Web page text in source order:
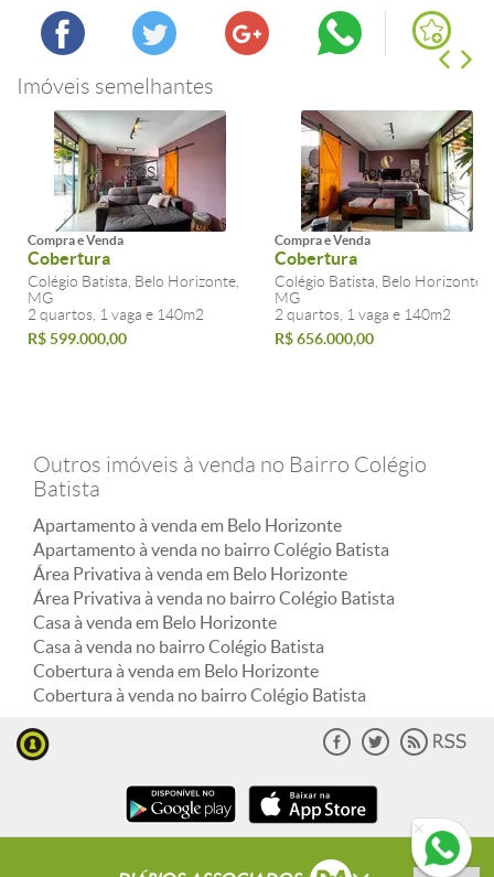
Imóveis semelhantes
Compra e Venda
Cobertura
Colégio Batista, Belo Horizonte,
MG
2 quartos, 1 vaga e 140m2
R$ 599.000,00
Compra e Venda
Cobertura
Colégio Batista, Belo Horizonte,
MG
2 quartos, 1 vaga e 140m2
R$ 656.000,00
Outros imóveis à venda no Bairro Colégio
Batista
Apartamento à venda em Belo Horizonte
Apartamento à venda no bairro Colégio Batista
Área Privativa à venda em Belo Horizonte
Área Privativa à venda no bairro Colégio Batista
Casa à venda em Belo Horizonte
Casa à venda no bairro Colégio Batista
Cobertura à venda em Belo Horizonte
Cobertura à venda no bairro Colégio Batista